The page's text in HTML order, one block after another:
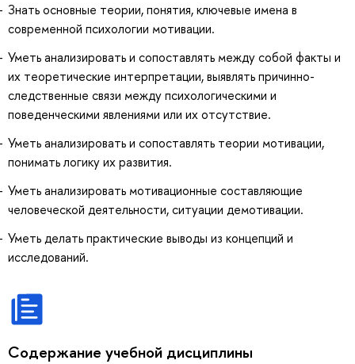
Знать основные теории, понятия, ключевые имена в
современной психологии мотивации.
Уметь анализировать и сопоставлять между собой факты и
их теоретические интерпретации, выявлять причинно-
следственные связи между психологическими и
поведенческими явлениями или их отсутствие.
Уметь анализировать и сопоставлять теории мотивации,
понимать логику их развития.
Уметь анализировать мотивационные составляющие
человеческой деятельности, ситуации демотивации.
Уметь делать практические выводы из концепций и
исследований.
Содержание учебной дисциплины